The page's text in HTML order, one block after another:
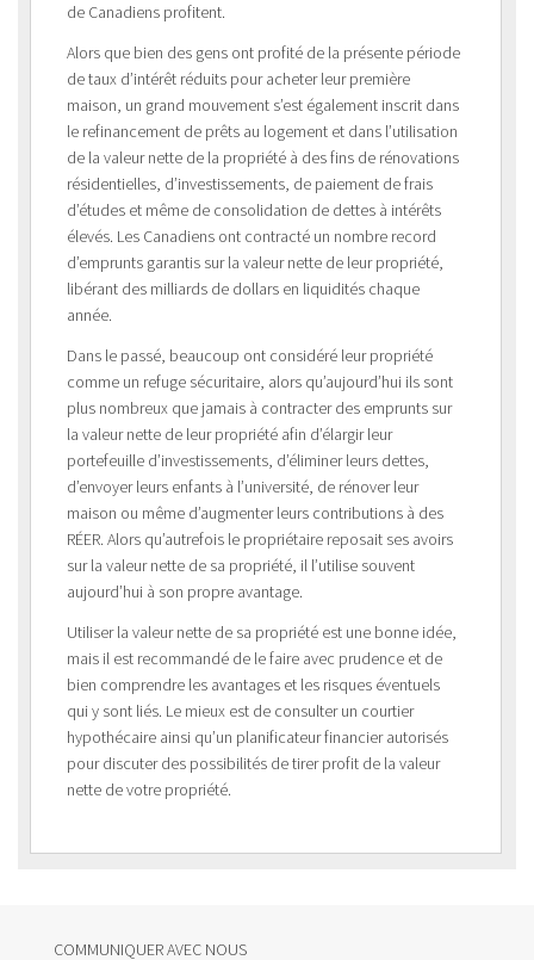
de Canadiens profitent.
Alors que bien des gens ont profité de la présente période
de taux d’intérêt réduits pour acheter leur première
maison, un grand mouvement s’est également inscrit dans
le refinancement de prêts au logement et dans l’utilisation
de la valeur nette de la propriété à des fins de rénovations
résidentielles, d’investissements, de paiement de frais
d’études et même de consolidation de dettes à intérêts
élevés. Les Canadiens ont contracté un nombre record
d’emprunts garantis sur la valeur nette de leur propriété,
libérant des milliards de dollars en liquidités chaque
année.
Dans le passé, beaucoup ont considéré leur propriété
comme un refuge sécuritaire, alors qu’aujourd’hui ils sont
plus nombreux que jamais à contracter des emprunts sur
la valeur nette de leur propriété afin d’élargir leur
portefeuille d’investissements, d’éliminer leurs dettes,
d’envoyer leurs enfants à l’université, de rénover leur
maison ou même d’augmenter leurs contributions à des
RÉER. Alors qu’autrefois le propriétaire reposait ses avoirs
sur la valeur nette de sa propriété, il l’utilise souvent
aujourd’hui à son propre avantage.
Utiliser la valeur nette de sa propriété est une bonne idée,
mais il est recommandé de le faire avec prudence et de
bien comprendre les avantages et les risques éventuels
qui y sont liés. Le mieux est de consulter un courtier
hypothécaire ainsi qu’un planificateur financier autorisés
pour discuter des possibilités de tirer profit de la valeur
nette de votre propriété.
COMMUNIQUER AVEC NOUS